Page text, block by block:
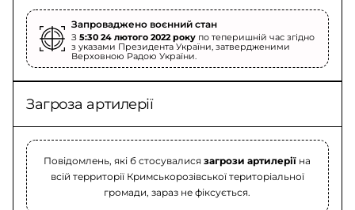
Запроваджено воєнний стан
З 5:30 24 лютого 2022 року по теперишній час згідно
з указами Президента України, затвердженими
Верховною Радою України.
Загроза артилерії
Повідомлень, які б стосувалисязагрози артилерії на
всій территорії Кримськорозівської територіальної
громади, зараз не фіксується.